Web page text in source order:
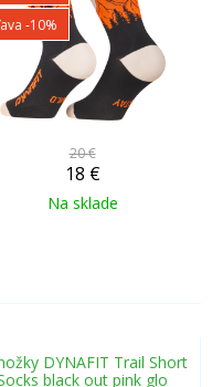
-10%
20 €
18 €
Na sklade
DYNAFIT Trail Short
black out pink glo